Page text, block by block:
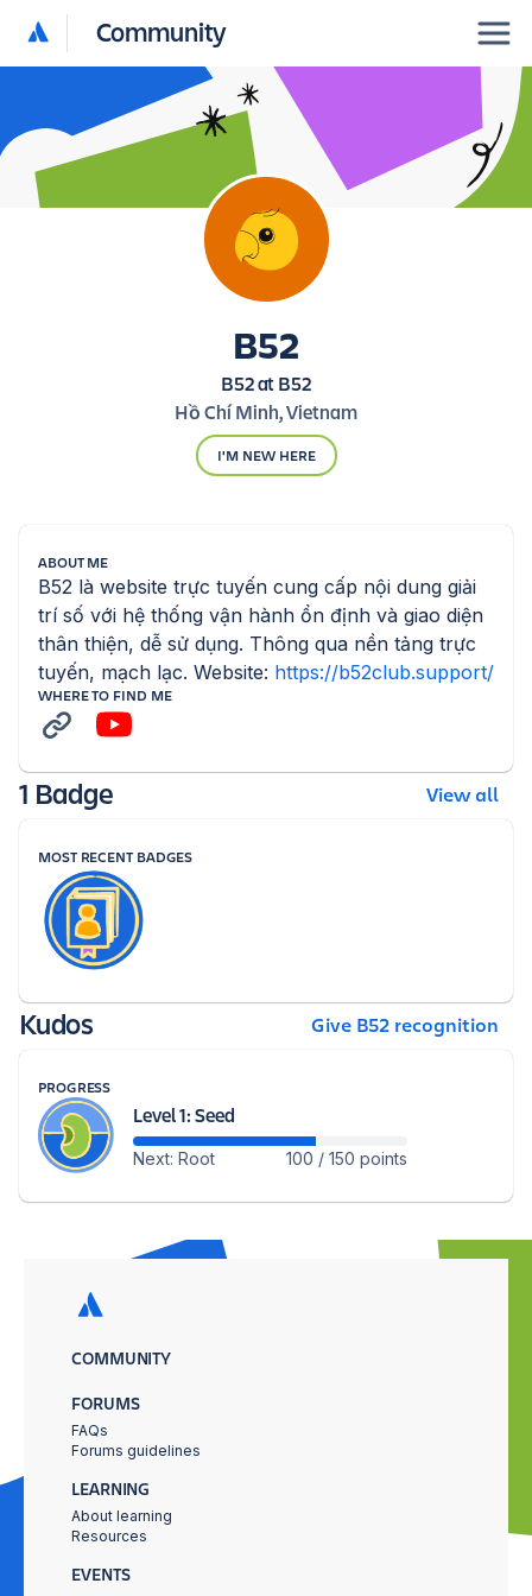
Community
B52
I'M NEW HERE
B52 at B52
Hồ Chí Minh, Vietnam
1 Badge View all
MOST RECENT BADGES
Kudos Give B52 recognition
PROGRESS
Level 1: Seed
Next: Root 100 / 150 points
ABOUT ME
B52 là website trực tuyến cung cấp nội dung giải
trí số với hệ thống vận hành ổn định và giao diện
thân thiện, dễ sử dụng. Thông qua nền tảng trực
tuyến, mạch lạc. Website: https://b52club.support/
WHERE TO FIND ME
COMMUNITY
FORUMS
FAQs
Forums guidelines
LEARNING
About learning
Resources
EVENTS